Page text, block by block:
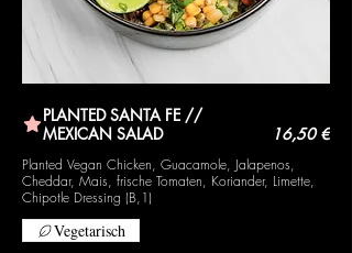
PLANTED SANTA FE //
MEXICAN SALAD
Planted Vegan Chicken, Guacamole, Jalapenos,
Cheddar, Mais, frische Tomaten, Koriander, Limette,
Chipotle Dressing (B,1)
16,50 €
Vegetarisch